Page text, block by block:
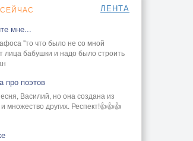
ЛЕНТА
мне...
"то что было не со мной
лица бабушки и надо было строить
про поэтов
Василий, но она создана из
и множество других. Респект!👍👍👍